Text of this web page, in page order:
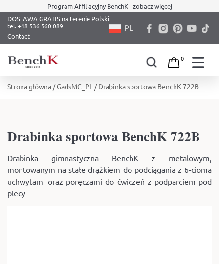
Program Affiliacyjny BenchK - zobacz więcej
DOSTAWA GRATIS na terenie Polski
Contact
PL
0
Strona główna /GadsMC_PL / Drabinka sportowa BenchK 722B
Drabinka sportowa BenchK 722B
Drabinka gimnastyczna BenchK z metalowym,
montowanym na stałe drążkiem do podciągania z 6-cioma
uchwytami oraz poręczami do ćwiczeń z podparciem pod
plecy